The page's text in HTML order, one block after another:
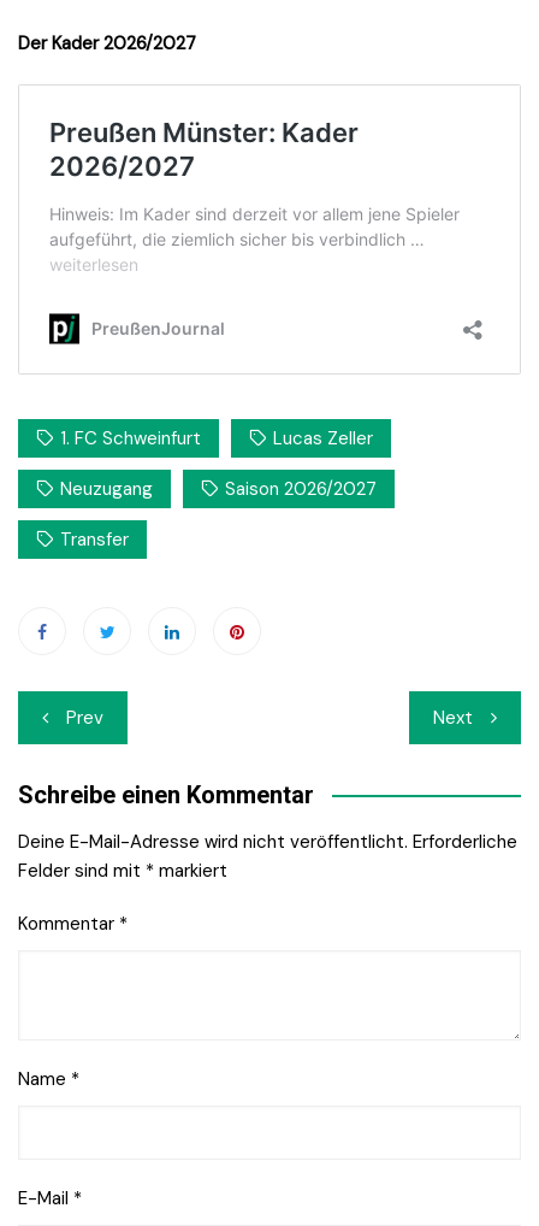
Der Kader 2026/2027
1. FC Schweinfurt Lucas Zeller
Neuzugang Saison 2026/2027
Transfer
Beitrags-
Navigation
Prev Next
Schreibe einen Kommentar
Deine E-Mail-Adresse wird nicht veröffentlicht. Erforderliche
Felder sind mit * markiert
Kommentar *
Name *
E-Mail *